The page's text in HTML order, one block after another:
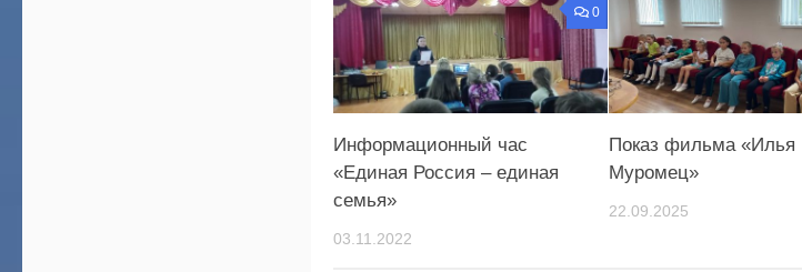
0
Информационный час
«Единая Россия – единая
семья»
03.11.2022
Показ фильма «Илья
Муромец»
22.09.2025